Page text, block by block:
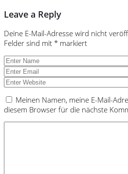
Leave a Reply
Deine E-Mail-Adresse wird nicht
Felder sind mit * markiert
Meinen Namen, meine E-Mail-
diesem Browser für die nächste